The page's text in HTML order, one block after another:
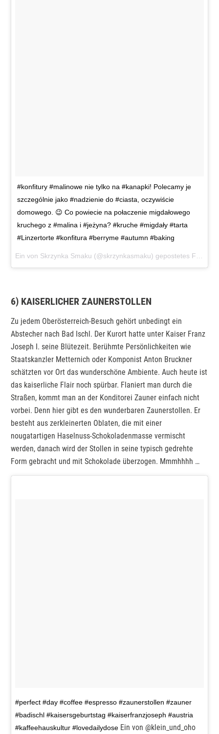
#konfitury #malinowe nie tylko na #kanapki! Polecamy je
szczególnie jako #nadzienie do #ciasta, oczywiście
domowego. 😉 Co powiecie na połaczenie migdałowego
kruchego z #malina i #jeżyna? #kruche #migdały #tarta
#Linzertorte #konfitura #berryme #autumn #baking
6) KAISERLICHER ZAUNERSTOLLEN
Zu jedem Oberösterreich-Besuch gehört unbedingt ein
Abstecher nach Bad Ischl. Der Kurort hatte unter Kaiser Franz
Joseph I. seine Blütezeit. Berühmte Persönlichkeiten wie
Staatskanzler Metternich oder Komponist Anton Bruckner
schätzten vor Ort das wunderschöne Ambiente. Auch heute ist
das kaiserliche Flair noch spürbar. Flaniert man durch die
Straßen, kommt man an der Konditorei Zauner einfach nicht
vorbei. Denn hier gibt es den wunderbaren Zaunerstollen. Er
besteht aus zerkleinerten Oblaten, die mit einer
nougatartigen Haselnuss-Schokoladenmasse vermischt
werden, danach wird der Stollen in seine typisch gedrehte
Form gebracht und mit Schokolade überzogen. Mmmhhhh …
#perfect #day #coffee #espresso #zaunerstollen #zauner
#badischl #kaisersgeburtstag #kaiserfranzjoseph #austria
#kaffeehauskultur #lovedailydose Ein von @klein_und_oho